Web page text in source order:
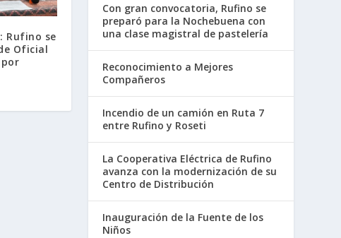
Rufino se
Oficial
por
Con gran convocatoria, Rufino se
preparó para la Nochebuena con
una clase magistral de pastelería
Reconocimiento a Mejores
Compañeros
Incendio de un camión en Ruta 7
entre Rufino y Roseti
La Cooperativa Eléctrica de Rufino
avanza con la modernización de su
Centro de Distribución
Inauguración de la Fuente de los
Niños